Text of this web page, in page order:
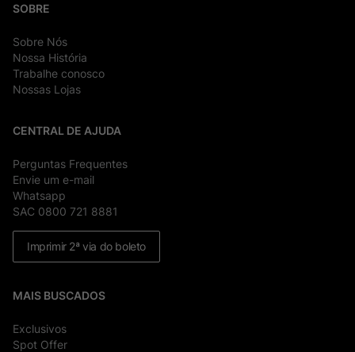
SOBRE
Sobre Nós
Nossa História
Trabalhe conosco
Nossas Lojas
CENTRAL DE AJUDA
Perguntas Frequentes
Envie um e-mail
Whatsapp
SAC 0800 721 8881
Imprimir 2ª via do boleto
MAIS BUSCADOS
Exclusivos
Spot Offer